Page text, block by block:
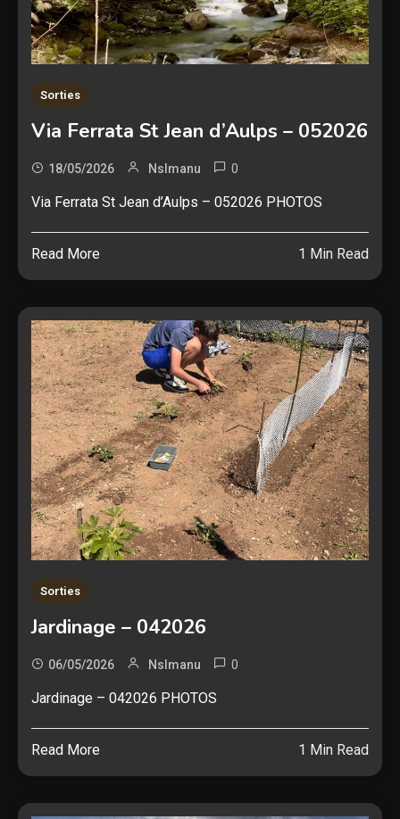
Sorties
Via Ferrata St Jean d’Aulps – 052026
18/05/2026 Nslmanu 0
Via Ferrata St Jean d’Aulps – 052026 PHOTOS
Read More 1 Min Read
Sorties
Jardinage – 042026
06/05/2026 Nslmanu 0
Jardinage – 042026 PHOTOS
Read More 1 Min Read